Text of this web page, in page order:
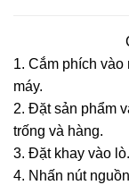
1. Cắm phích
máy.
2. Đặt sản phẩm
trống và hàng.
3. Đặt khay vào
4. Nhấn nút